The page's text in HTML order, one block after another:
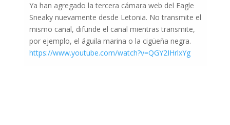
Ya han agregado la tercera cámara web del Eagle
Sneaky nuevamente desde Letonia. No transmite el
mismo canal, difunde el canal mientras transmite,
por ejemplo, el águila marina o la cigüeña negra.
https://www.youtube.com/watch?v=QGY2IHrlxYg